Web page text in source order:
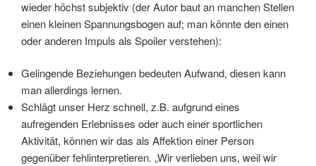
wieder höchst subjektiv (der Autor baut an manchen Stellen
einen kleinen Spannungsbogen auf; man könnte den einen
oder anderen Impuls als Spoiler verstehen):
Gelingende Beziehungen bedeuten Aufwand, diesen kann
man allerdings lernen.
Schlägt unser Herz schnell, z.B. aufgrund eines
aufregenden Erlebnisses oder auch einer sportlichen
Aktivität, können wir das als Affektion einer Person
gegenüber fehlinterpretieren. „Wir verlieben uns, weil wir